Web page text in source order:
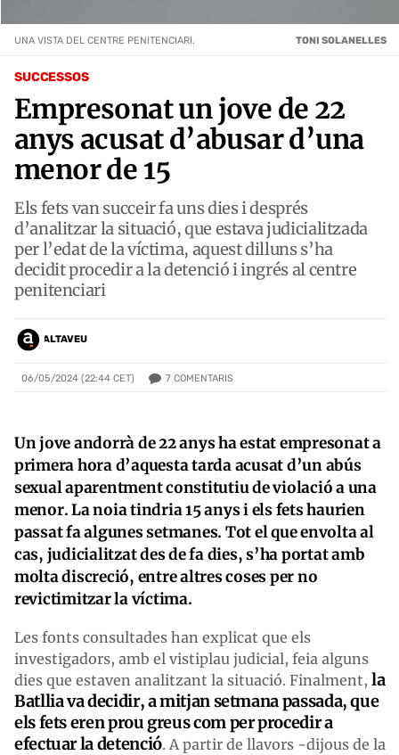
SUCCESSOS
Empresonat un jove de 22
anys acusat d’abusar d’una
menor de 15
Els fets van succeir fa uns dies i després
d’analitzar la situació, que estava judicialitzada
per l’edat de la víctima, aquest dilluns s’ha
decidit procedir a la detenció i ingrés al centre
penitenciari
ALTAVEU
06/05/2024 (22:44 CET) 7 COMENTARIS
UNA VISTA DEL CENTRE PENITENCIARI. TONI SOLANELLES
Un jove andorrà de 22 anys ha estat empresonat a
primera hora d’aquesta tarda acusat d’un abús
sexual aparentment constitutiu de violació a una
menor. La noia tindria 15 anys i els fets haurien
passat fa algunes setmanes. Tot el que envolta al
cas, judicialitzat des de fa dies, s’ha portat amb
molta discreció, entre altres coses per no
revictimitzar la víctima.
Les fonts consultades han explicat que els
investigadors, amb el vistiplau judicial, feia alguns
dies que estaven analitzant la situació. Finalment, la
Batllia va decidir, a mitjan setmana passada, que
els fets eren prou greus com per procedir a
efectuar la detenció. A partir de llavors -dijous de la